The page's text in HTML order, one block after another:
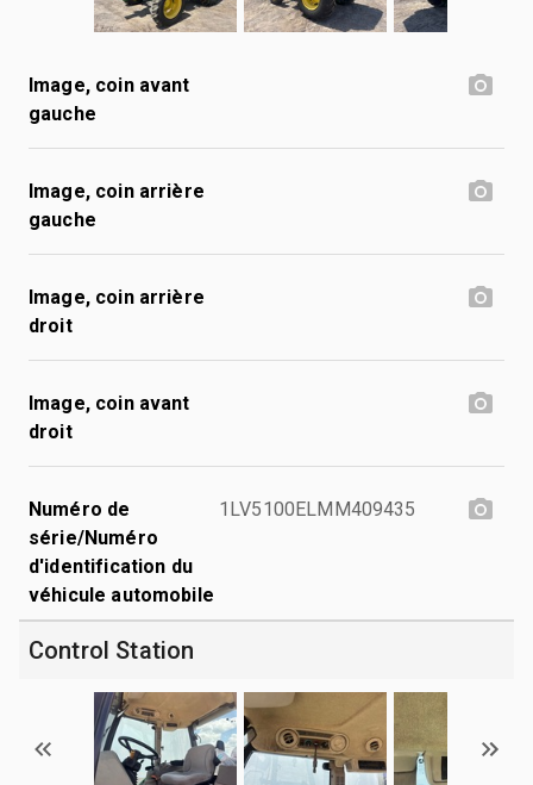
Image, coin avant
gauche
Image, coin arrière
gauche
Image, coin arrière
droit
Image, coin avant
droit
Numéro de
série/Numéro
d'identification du
véhicule automobile
1LV5100ELMM409435
Control Station